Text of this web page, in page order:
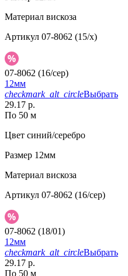
Материал вискоза
Артикул 07-8062 (15/x)
07-8062 (16/сер)
12мм
checkmark_alt_circleВыбрать
29.17 р.
По 50 м
Цвет синий/серебро
Размер 12мм
Материал вискоза
Артикул 07-8062 (16/сер)
07-8062 (18/01)
12мм
checkmark_alt_circleВыбрать
29.17 р.
По 50 м